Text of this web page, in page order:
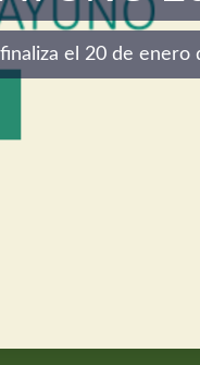
el 20 de enero